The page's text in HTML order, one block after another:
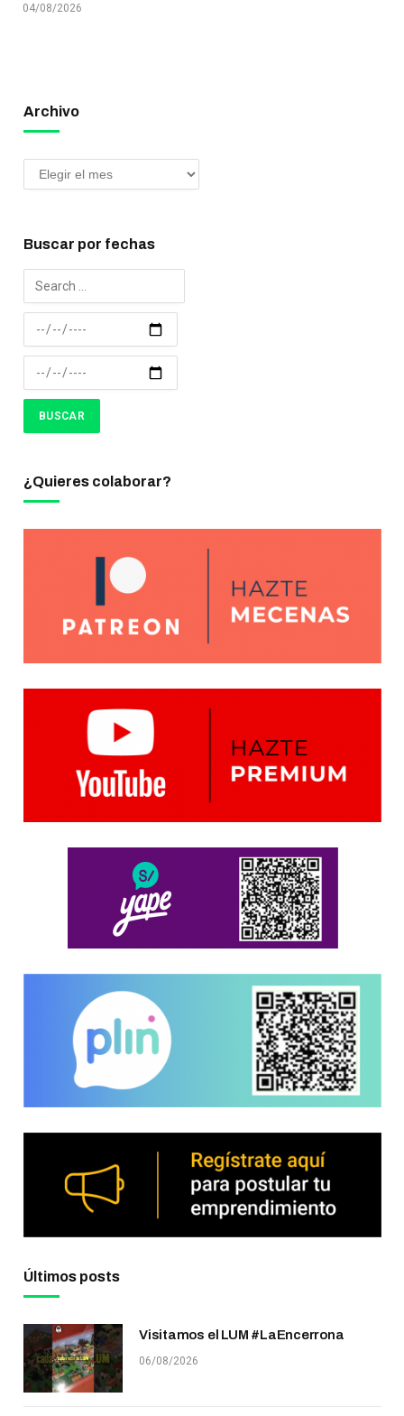
04/08/2026
Archivo
Buscar por fechas
¿Quieres colaborar?
Últimos posts
Visitamos el LUM #LaEncerrona
06/08/2026